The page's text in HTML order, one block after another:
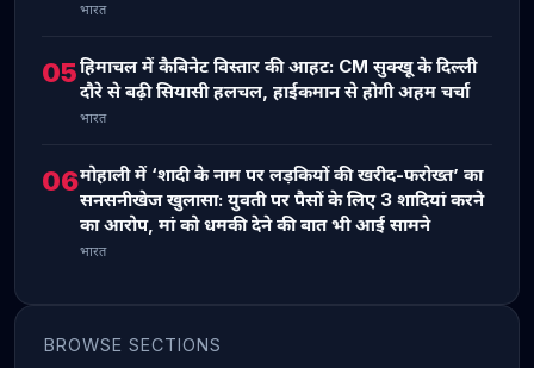
भारत
05हिमाचल में कैबिनेट विस्तार की आहट: CM सुक्खू के दिल्ली
दौरे से बढ़ी सियासी हलचल, हाईकमान से होगी अहम चर्चा
भारत
06मोहाली में ‘शादी के नाम पर लड़कियों की खरीद-फरोख्त’ का
सनसनीखेज खुलासा: युवती पर पैसों के लिए 3 शादियां करने
का आरोप, मां को धमकी देने की बात भी आई सामने
भारत
BROWSE SECTIONS